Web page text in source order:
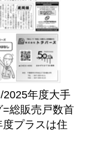
2025年度大手
総販売戸数首
プラスは住